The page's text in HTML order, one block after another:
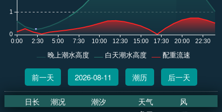
晚上潮水高度 白天潮水高度 配重流速
前一天 2026-08-11 潮历 后一天
日长 潮况 潮汐 天气 风